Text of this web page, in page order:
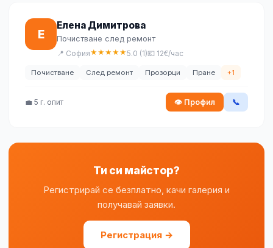
Е
Елена Димитрова
Почистване след ремонт
📍 София★★★★★5.0 (1)💶 12€/час
Почистване След ремонт Прозорци Пране +1
💼 5 г. опит 👁 Профил 📞
Ти си майстор?
Регистрирай се безплатно, качи галерия и
получавай заявки.
Регистрация →